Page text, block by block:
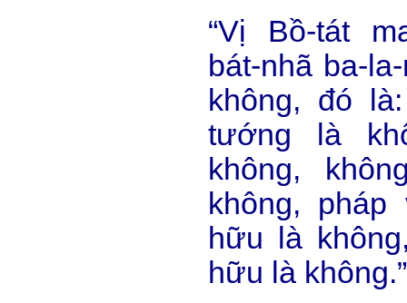
“Vị Bồ-tát
bát-nhã ba-
không, đó
tướng là
không,
không,
hữu là
hữu là không.”